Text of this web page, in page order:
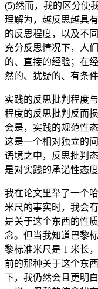
(5)然而，我的区分使
理解为，越反思越具
的反思程度，以及不
充分反思情况下，人
的、直接的经验；在
然的、犹疑的、有条
实践的反思批判程度
程度的反思批判反而
会是，实践的规范性
这是一个相对独立的
语境之中，反思批判
是对实践的承诺性态度
我在论文里举了一个
米尺的事实时，我会
是关于这个东西的性
念。但当我知道巴黎
黎标准米尺是 1 米长
前的那种关于这个东
下，我仍然会且更明